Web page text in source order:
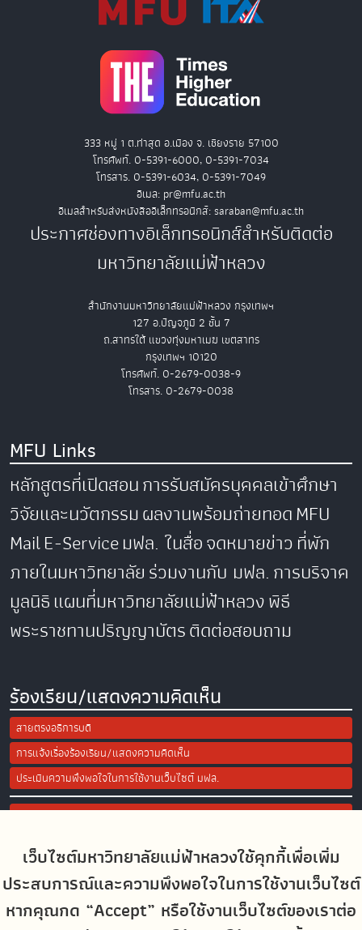
เว็บไซต์มหาวิทยาลัยแม่ฟ้าหลวงใช้คุกกี้เพื่อเพิ่ม
ประสบการณ์และความพึงพอใจในการใช้งานเว็บไซต์
หากคุณกด “Accept” หรือใช้งานเว็บไซต์ของเราต่อ
333 หมู่ 1 ต.ท่าสุด อ.เมือง จ. เชียงราย 57100
โทรศัพท์. 0-5391-6000, 0-5391-7034
โทรสาร. 0-5391-6034, 0-5391-7049
อีเมล: pr@mfu.ac.th
อีเมลสำหรับส่งหนังสืออิเล็กทรอนิกส์: saraban@mfu.ac.th
ประกาศช่องทางอิเล็กทรอนิกส์สำหรับติดต่อ
มหาวิทยาลัยแม่ฟ้าหลวง
สำนักงานมหาวิทยาลัยแม่ฟ้าหลวง กรุงเทพฯ
127 อ.ปัญจภูมิ 2 ชั้น 7
ถ.สาทรใต้ แขวงทุ่งมหาเมฆ เขตสาทร
กรุงเทพฯ 10120
โทรศัพท์. 0-2679-0038-9
โทรสาร. 0-2679-0038
MFU Links
หลักสูตรที่เปิดสอนการรับสมัครบุคคลเข้าศึกษา
วิจัยและนวัตกรรมผลงานพร้อมถ่ายทอดMFU
MailE-Serviceมฟล. ในสื่อจดหมายข่าวที่พัก
ภายในมหาวิทยาลัยร่วมงานกับ มฟล.การบริจาค
มูลนิธิแผนที่มหาวิทยาลัยแม่ฟ้าหลวงพิธี
พระราชทานปริญญาบัตรติดต่อสอบถาม
ร้องเรียน/แสดงความคิดเห็น
สายตรงอธิการบดี
การแจ้งเรื่องร้องเรียน/แสดงความคิดเห็น
ประเมินความพึงพอใจในการใช้งานเว็บไซต์ มฟล.
Site Map
Social Media